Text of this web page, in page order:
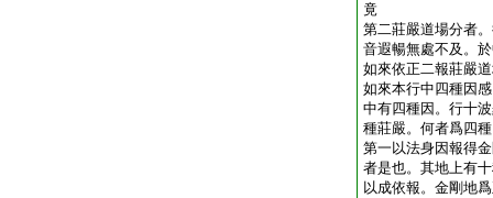
竟
第二莊嚴道場分者
音遐暢無處不及。
如來依正二報莊嚴
如來本行中四種因
中有四種因。行十
種莊嚴。何者爲四
第一以法身因報得
者是也。其地上有
以成依報。金剛地